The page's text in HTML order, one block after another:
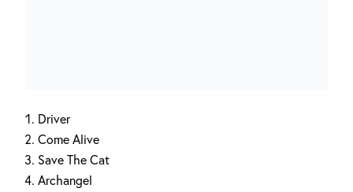
Driver
Come Alive
Save The Cat
Archangel